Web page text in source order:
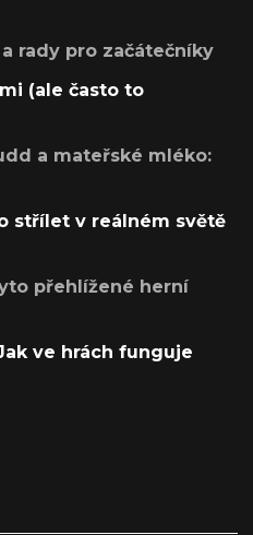
rady pro začátečníky
(ale často to
a mateřské mléko:
střílet v reálném světě
přehlížené herní
ve hrách funguje